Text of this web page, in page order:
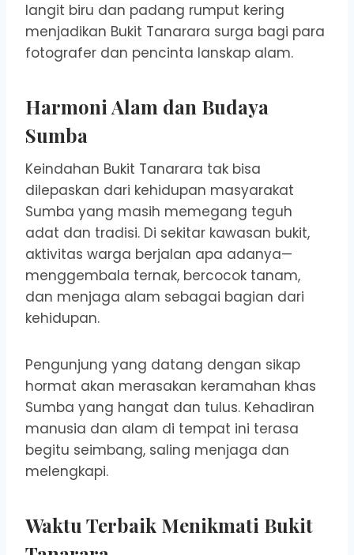
langit biru dan padang rumput kering
menjadikan Bukit Tanarara surga bagi para
fotografer dan pencinta lanskap alam.
Harmoni Alam dan Budaya
Sumba
Keindahan Bukit Tanarara tak bisa
dilepaskan dari kehidupan masyarakat
Sumba yang masih memegang teguh
adat dan tradisi. Di sekitar kawasan bukit,
aktivitas warga berjalan apa adanya—
menggembala ternak, bercocok tanam,
dan menjaga alam sebagai bagian dari
kehidupan.
Pengunjung yang datang dengan sikap
hormat akan merasakan keramahan khas
Sumba yang hangat dan tulus. Kehadiran
manusia dan alam di tempat ini terasa
begitu seimbang, saling menjaga dan
melengkapi.
Waktu Terbaik Menikmati Bukit